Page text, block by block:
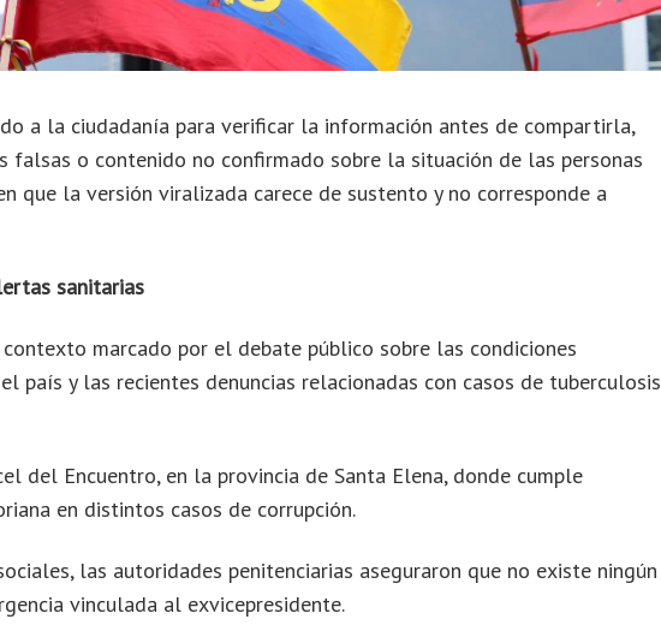
a la ciudadanía para verificar la información antes de compartirla,
o contenido no confirmado sobre la situación de las personas
que la versión viralizada carece de sustento y no corresponde a
sanitarias
marcado por el debate público sobre las condiciones
país y las recientes denuncias relacionadas con casos de tuberculosis
del Encuentro, en la provincia de Santa Elena, donde cumple
en distintos casos de corrupción.
las autoridades penitenciarias aseguraron que no existe ningún
vinculada al exvicepresidente.